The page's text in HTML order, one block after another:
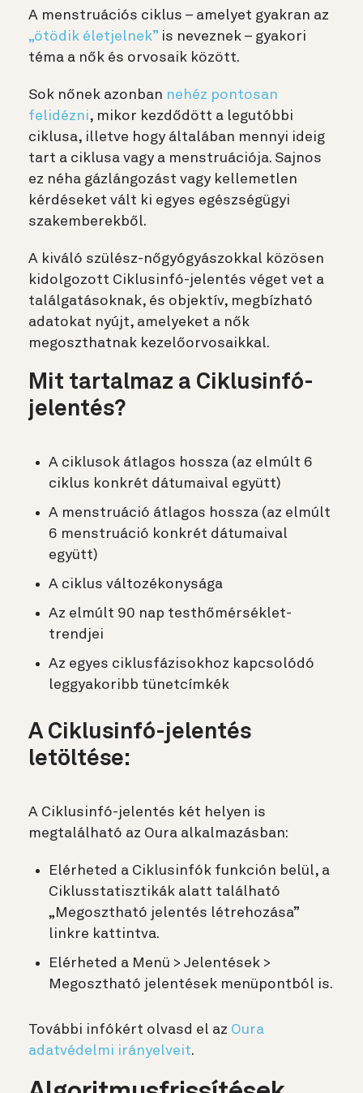
A menstruációs ciklus – amelyet gyakran az
„ötödik életjelnek” is neveznek – gyakori
téma a nők és orvosaik között.
Sok nőnek azonban nehéz pontosan
felidézni, mikor kezdődött a legutóbbi
ciklusa, illetve hogy általában mennyi ideig
tart a ciklusa vagy a menstruációja. Sajnos
ez néha gázlángozást vagy kellemetlen
kérdéseket vált ki egyes egészségügyi
szakemberekből.
A kiváló szülész-nőgyógyászokkal közösen
kidolgozott Ciklusinfó-jelentés véget vet a
találgatásoknak, és objektív, megbízható
adatokat nyújt, amelyeket a nők
megoszthatnak kezelőorvosaikkal.
Mit tartalmaz a Ciklusinfó-
jelentés?
A ciklusok átlagos hossza (az elmúlt 6
ciklus konkrét dátumaival együtt)
A menstruáció átlagos hossza (az elmúlt
6 menstruáció konkrét dátumaival
együtt)
A ciklus változékonysága
Az elmúlt 90 nap testhőmérséklet-
trendjei
Az egyes ciklusfázisokhoz kapcsolódó
leggyakoribb tünetcímkék
A Ciklusinfó-jelentés
letöltése:
A Ciklusinfó-jelentés két helyen is
megtalálható az Oura alkalmazásban:
Elérheted a Ciklusinfók funkción belül, a
Ciklusstatisztikák alatt található
„Megosztható jelentés létrehozása”
linkre kattintva.
Elérheted a Menü > Jelentések >
Megosztható jelentések menüpontból is.
További infókért olvasd el az Oura
adatvédelmi irányelveit.